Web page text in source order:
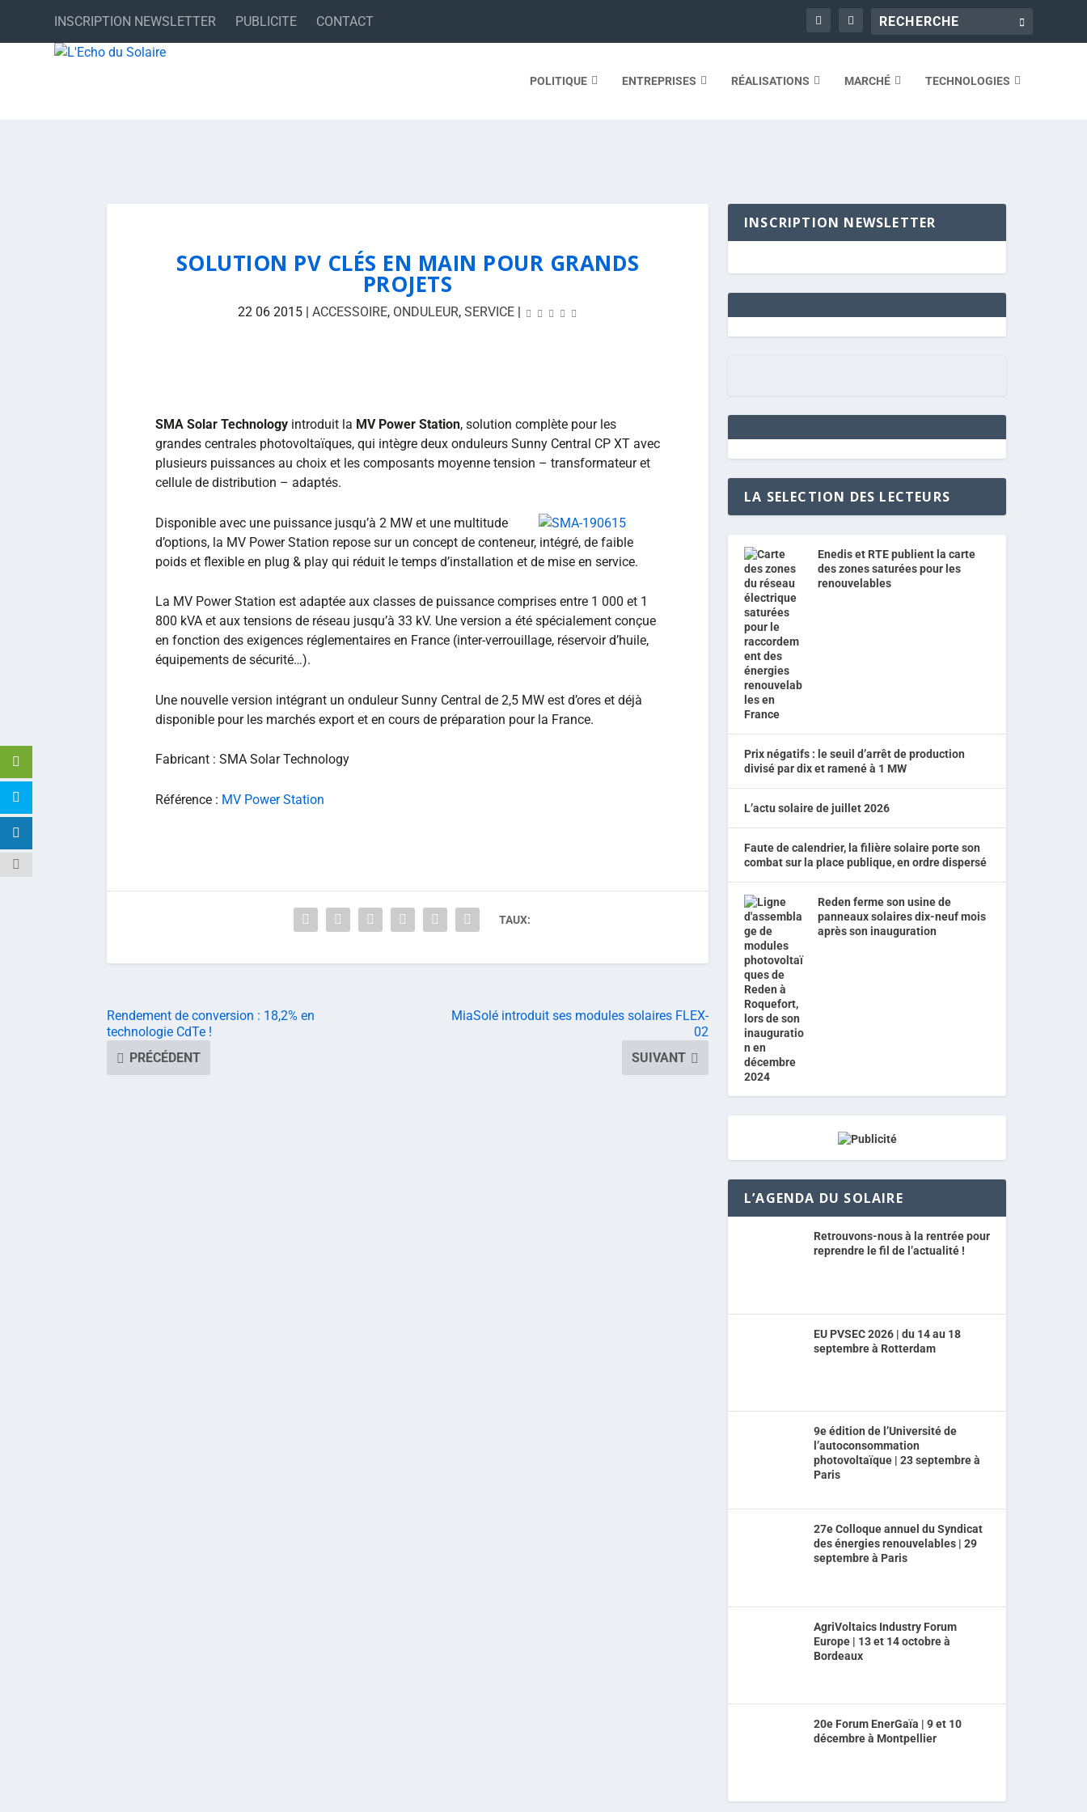
INSCRIPTION NEWSLETTER PUBLICITE CONTACT
POLITIQUE ENTREPRISES RÉALISATIONS MARCHÉ TECHNOLOGIES
SOLUTION PV CLÉS EN MAIN POUR GRANDS
PROJETS
22 06 2015 | ACCESSOIRE, ONDULEUR, SERVICE |
SMA Solar Technology introduit la MV Power Station, solution complète pour les
grandes centrales photovoltaïques, qui intègre deux onduleurs Sunny Central CP XT avec
plusieurs puissances au choix et les composants moyenne tension – transformateur et
cellule de distribution – adaptés.
Disponible avec une puissance jusqu’à 2 MW et une multitude
d’options, la MV Power Station repose sur un concept de conteneur, intégré, de faible
poids et flexible en plug & play qui réduit le temps d’installation et de mise en service.
La MV Power Station est adaptée aux classes de puissance comprises entre 1 000 et 1
800 kVA et aux tensions de réseau jusqu’à 33 kV. Une version a été spécialement conçue
en fonction des exigences réglementaires en France (inter-verrouillage, réservoir d’huile,
équipements de sécurité…).
Une nouvelle version intégrant un onduleur Sunny Central de 2,5 MW est d’ores et déjà
disponible pour les marchés export et en cours de préparation pour la France.
Fabricant : SMA Solar Technology
Référence : MV Power Station
TAUX:
Rendement de conversion : 18,2% en
technologie CdTe !
PRÉCÉDENT
MiaSolé introduit ses modules solaires FLEX-
02
SUIVANT
INSCRIPTION NEWSLETTER
LA SELECTION DES LECTEURS
Enedis et RTE publient la carte
des zones saturées pour les
renouvelables
Prix négatifs : le seuil d’arrêt de production
divisé par dix et ramené à 1 MW
L’actu solaire de juillet 2026
Faute de calendrier, la filière solaire porte son
combat sur la place publique, en ordre dispersé
Reden ferme son usine de
panneaux solaires dix-neuf mois
après son inauguration
L’AGENDA DU SOLAIRE
Retrouvons-nous à la rentrée pour
reprendre le fil de l’actualité !
EU PVSEC 2026 | du 14 au 18
septembre à Rotterdam
9e édition de l’Université de
l’autoconsommation
photovoltaïque | 23 septembre à
Paris
27e Colloque annuel du Syndicat
des énergies renouvelables | 29
septembre à Paris
AgriVoltaics Industry Forum
Europe | 13 et 14 octobre à
Bordeaux
20e Forum EnerGaïa | 9 et 10
décembre à Montpellier